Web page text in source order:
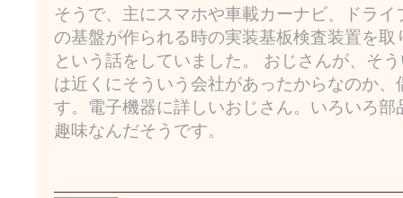
そうで、主にスマホや車載カーナビ、ドラ
の基盤が作られる時の実装基板検査装置を
という話をしていました。 おじさんが、そ
は近くにそういう会社があったからなのか
す。電子機器に詳しいおじさん。いろいろ
趣味なんだそうです。